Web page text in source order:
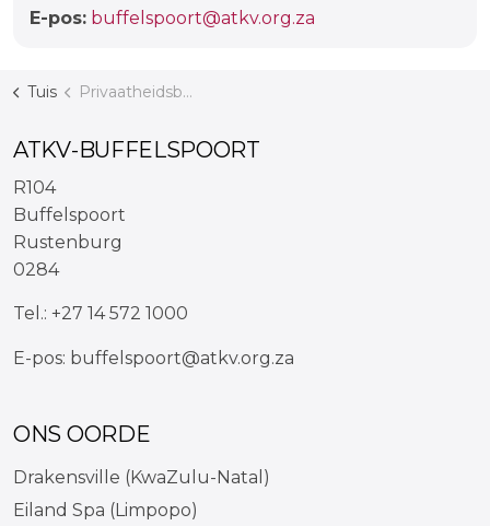
E-pos: buffelspoort@atkv.org.za
Tuis Privaatheidsbeleid
ATKV-BUFFELSPOORT
R104
Buffelspoort
Rustenburg
0284
Tel.: +27 14 572 1000
E-pos: buffelspoort@atkv.org.za
ONS OORDE
Drakensville (KwaZulu-Natal)
Eiland Spa (Limpopo)